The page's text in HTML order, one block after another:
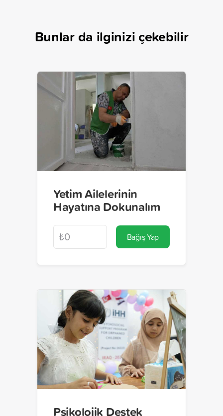
Bunlar da ilginizi çekebilir
Yetim Ailelerinin
Hayatına Dokunalım
Bağış Yap
Psikolojik Destek